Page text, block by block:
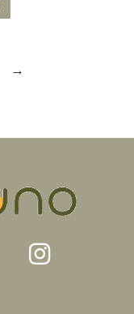
producto
página
de
→